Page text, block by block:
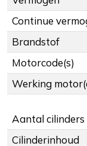
Continue
Brandstof
Motorcode(s)
Werking
Aantal cilinders
Cilinderinhoud